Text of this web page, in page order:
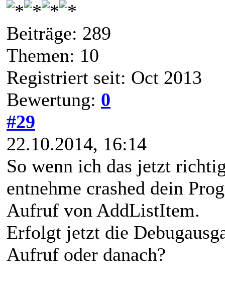
Beiträge: 289
Themen: 10
Registriert seit: Oct 2013
Bewertung: 0
#29
22.10.2014, 16:14
So wenn ich das jetzt
entnehme crashed dein
Aufruf von AddListItem.
Erfolgt jetzt die
Aufruf oder danach?